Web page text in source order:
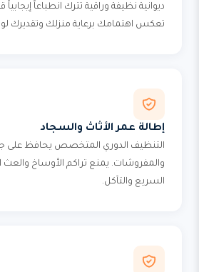
ديوانية نظيفة وراقية تترك انطباعاً
تعكس اهتمامك برعاية منزلك وتقديرك
إطالة عمر الأثاث والسجاد
التنظيف الدوري المتخصص يحافظ على
والمفروشات. يمنع تراكم الأوساخ والعث
السريع والتآكل.